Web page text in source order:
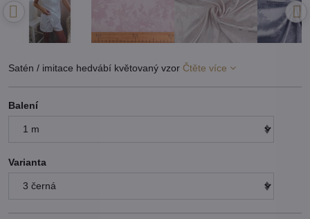
Satén / imitace hedvábí květovaný vzor Čtěte více
Balení
Varianta